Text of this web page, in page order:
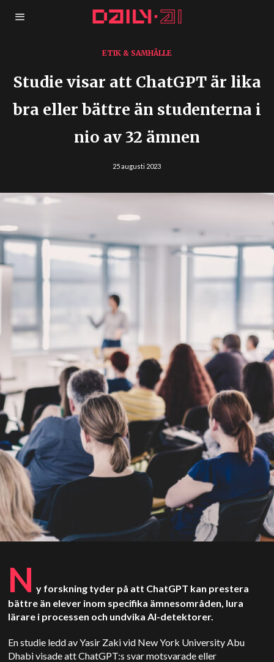
ETIK & SAMHÄLLE
Studie visar att ChatGPT är lika
bra eller bättre än studenterna i
nio av 32 ämnen
25 augusti 2023
N y forskning tyder på att ChatGPT kan prestera
bättre än elever inom specifika ämnesområden, lura
lärare i processen och undvika AI-detektorer.
En studie ledd av Yasir Zaki vid New York University Abu
Dhabi visade att ChatGPT:s svar motsvarade eller